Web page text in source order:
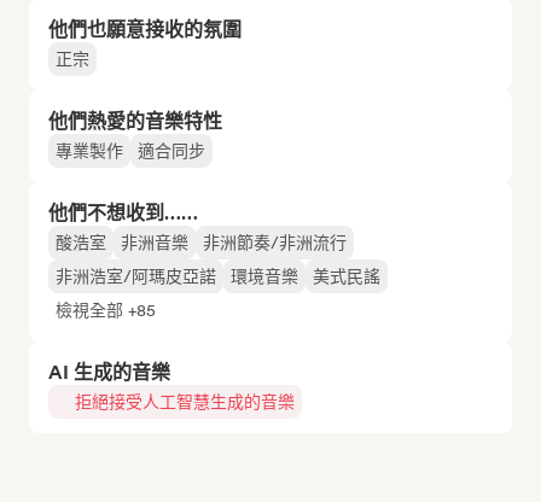
他們也願意接收的氛圍
正宗
他們熱愛的音樂特性
專業製作 適合同步
他們不想收到……
酸浩室 非洲音樂
非洲節奏/非洲流行
非洲浩室/阿瑪皮亞諾
環境音樂
美式民謠
檢視全部 +85
AI 生成的音樂
拒絕接受人工智慧生成的音樂